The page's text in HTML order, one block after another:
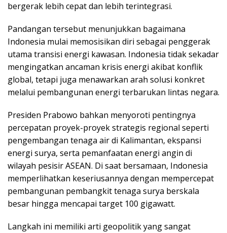
bergerak lebih cepat dan lebih terintegrasi.
Pandangan tersebut menunjukkan bagaimana
Indonesia mulai memosisikan diri sebagai penggerak
utama transisi energi kawasan. Indonesia tidak sekadar
mengingatkan ancaman krisis energi akibat konflik
global, tetapi juga menawarkan arah solusi konkret
melalui pembangunan energi terbarukan lintas negara.
Presiden Prabowo bahkan menyoroti pentingnya
percepatan proyek-proyek strategis regional seperti
pengembangan tenaga air di Kalimantan, ekspansi
energi surya, serta pemanfaatan energi angin di
wilayah pesisir ASEAN. Di saat bersamaan, Indonesia
memperlihatkan keseriusannya dengan mempercepat
pembangunan pembangkit tenaga surya berskala
besar hingga mencapai target 100 gigawatt.
Langkah ini memiliki arti geopolitik yang sangat